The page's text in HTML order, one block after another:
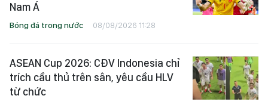
Nam Á
Bóng đá trong nước 08/08/2026 11:28
ASEAN Cup 2026: CĐV Indonesia chỉ
trích cầu thủ trên sân, yêu cầu HLV
từ chức